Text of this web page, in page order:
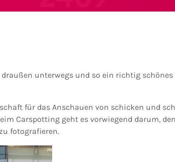
unterwegs und so ein richtig
für das Anschauen von schicken und
Carspotting geht es vorwiegend darum,
fotografieren.